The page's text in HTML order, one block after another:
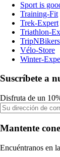
Sport is
Training-Fit
Trek-Expert
Triathlon-
TripNBikers
Vélo-Store
Winter-
Suscríbete a
Disfruta de un
Mantente
Encuéntranos en